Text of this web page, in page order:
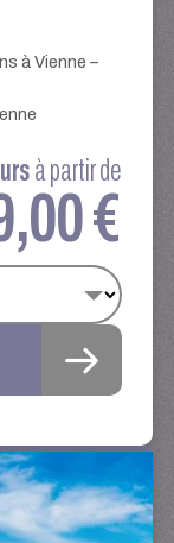
à Vienne –
à partir de
€